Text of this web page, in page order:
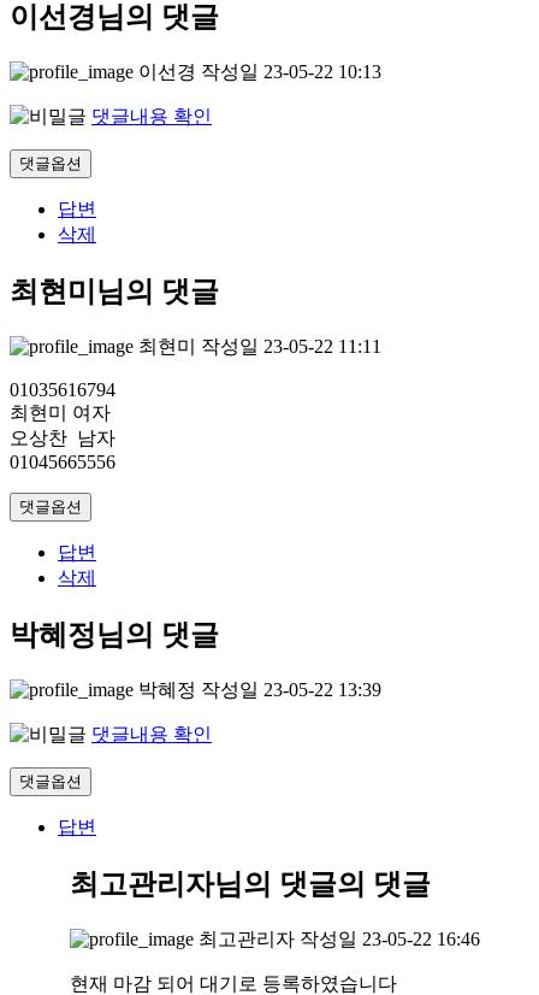
이선경님의 댓글
이선경 작성일 23-05-22 10:13
댓글내용 확인
댓글옵션
답변
삭제
최현미님의 댓글
최현미 작성일 23-05-22 11:11
01035616794
최현미 여자
오상찬 남자
01045665556
댓글옵션
답변
삭제
박혜정님의 댓글
박혜정 작성일 23-05-22 13:39
댓글내용 확인
댓글옵션
답변
최고관리자님의 댓글의 댓글
최고관리자 작성일 23-05-22 16:46
현재 마감 되어 대기로 등록하였습니다